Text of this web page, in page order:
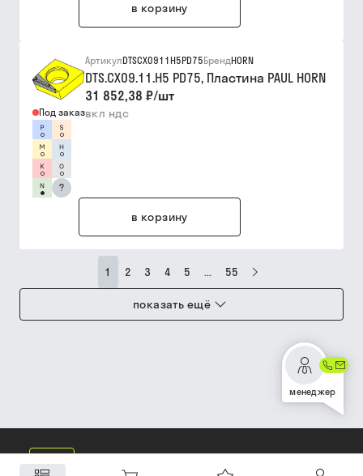
в корзину
Под заказ
?
АртикулDTSCX0911H5PD75БрендHORN
DTS.CX09.11.H5 PD75, Пластина PAUL HORN
31 852,38 ₽/шт
вкл ндс
в корзину
1 2 3 4 5 ... 55
показать ещё
менеджер